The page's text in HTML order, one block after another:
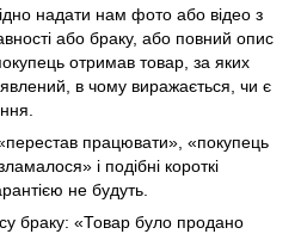
надати нам фото або відео з
або браку, або повний опис
отримав товар, за яких
в чому виражається, чи є
працювати», «покупець
і подібні короткі
не будуть.
браку: «Товар було продано